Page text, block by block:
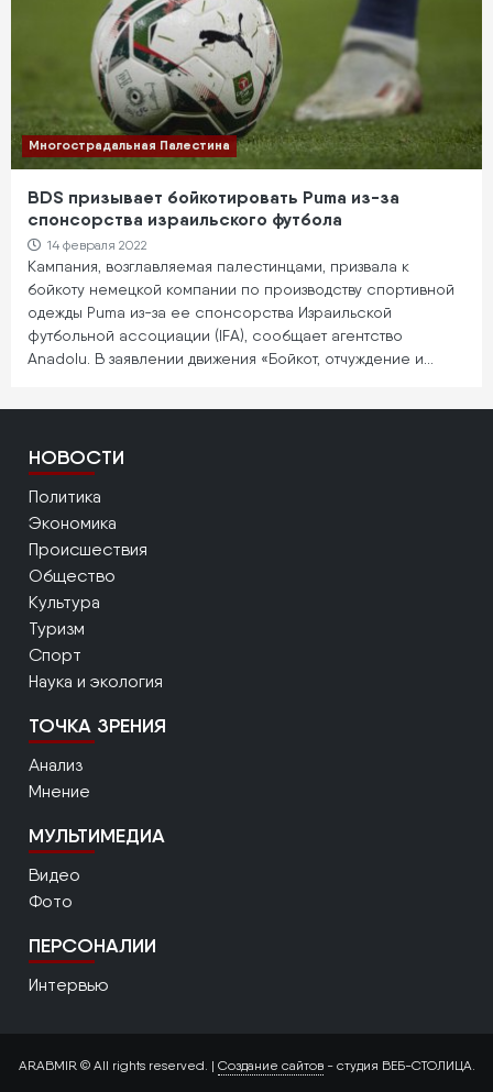
Многострадальная Палестина
BDS призывает бойкотировать Puma из-за
спонсорства израильского футбола
14 февраля 2022
Кампания, возглавляемая палестинцами, призвала к
бойкоту немецкой компании по производству спортивной
одежды Puma из-за ее спонсорства Израильской
футбольной ассоциации (IFA), сообщает агентство
Anadolu. В заявлении движения «Бойкот, отчуждение и…
НОВОСТИ
Политика
Экономика
Происшествия
Общество
Культура
Туризм
Спорт
Наука и экология
ТОЧКА ЗРЕНИЯ
Анализ
Мнение
МУЛЬТИМЕДИА
Видео
Фото
ПЕРСОНАЛИИ
Интервью
ARABMIR © All rights reserved. | Создание сайтов- студия ВЕБ-СТОЛИЦА.